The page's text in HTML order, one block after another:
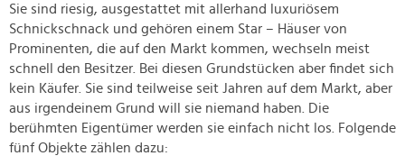
Sie sind riesig, ausgestattet mit allerhand luxuriösem
Schnickschnack und gehören einem Star – Häuser von
Prominenten, die auf den Markt kommen, wechseln meist
schnell den Besitzer. Bei diesen Grundstücken aber findet sich
kein Käufer. Sie sind teilweise seit Jahren auf dem Markt, aber
aus irgendeinem Grund will sie niemand haben. Die
berühmten Eigentümer werden sie einfach nicht los. Folgende
fünf Objekte zählen dazu: